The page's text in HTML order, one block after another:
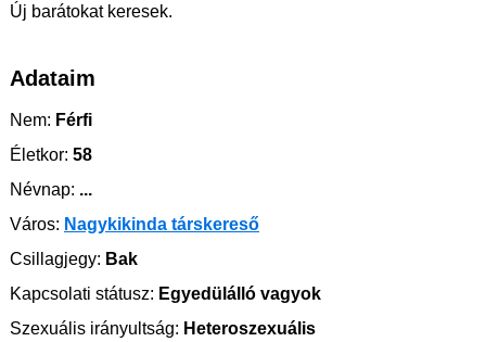
Új barátokat keresek.
Adataim
Nem: Férfi
Életkor: 58
Névnap: ...
Város: Nagykikinda társkereső
Csillagjegy: Bak
Kapcsolati státusz: Egyedülálló vagyok
Szexuális irányultság: Heteroszexuális